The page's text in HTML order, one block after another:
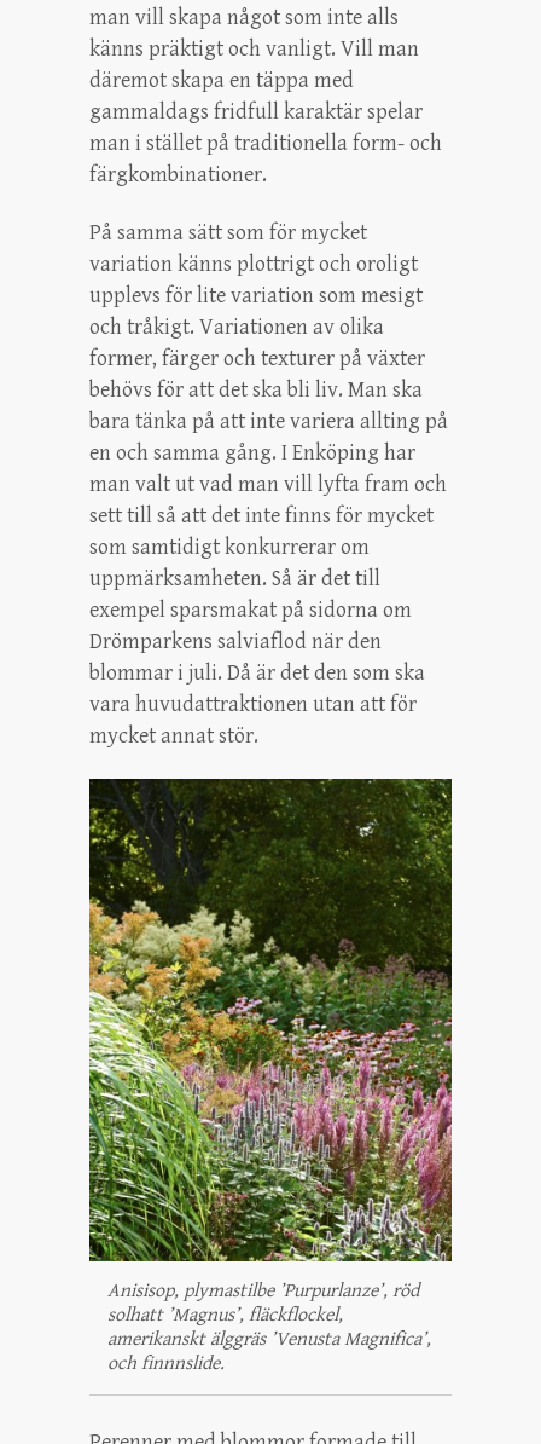
man vill skapa något som inte alls
känns präktigt och vanligt. Vill man
däremot skapa en täppa med
gammaldags fridfull karaktär spelar
man i stället på traditionella form- och
färgkombinationer.
På samma sätt som för mycket
variation känns plottrigt och oroligt
upplevs för lite variation som mesigt
och tråkigt. Variationen av olika
former, färger och texturer på växter
behövs för att det ska bli liv. Man ska
bara tänka på att inte variera allting på
en och samma gång. I Enköping har
man valt ut vad man vill lyfta fram och
sett till så att det inte finns för mycket
som samtidigt konkurrerar om
uppmärksamheten. Så är det till
exempel sparsmakat på sidorna om
Drömparkens salviaflod när den
blommar i juli. Då är det den som ska
vara huvudattraktionen utan att för
mycket annat stör.
Anisisop, plymastilbe ’Purpurlanze’, röd
solhatt ’Magnus’, fläckflockel,
amerikanskt älggräs ’Venusta Magnifica’,
och finnnslide.